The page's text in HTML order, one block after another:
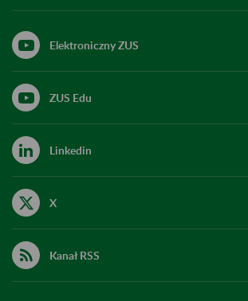
Elektroniczny ZUS
ZUS Edu
Linkedin
X
Kanał RSS